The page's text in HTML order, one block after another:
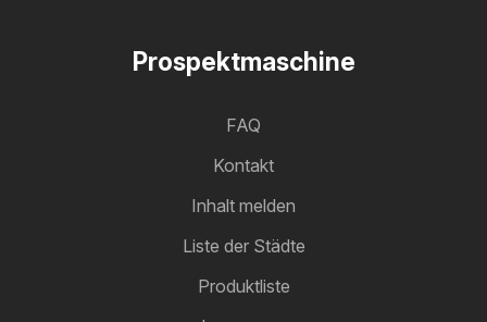
Prospektmaschine
FAQ
Kontakt
Inhalt melden
Liste der Städte
Produktliste